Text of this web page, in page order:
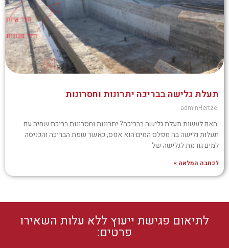
תעלת גלישה בבריכה יתרונות וחסרונות
adminHertzel
האם לעשות תעלת גלישה בבריכה? יתרונות וחסרונות בריכת שחיה עם
תעלות גלישה בה מפלס המים הוא אפס, כאשר שפת הבריכה והכניסה
למים גורמת לגלישה של
לכתבה המלאה »
לתיאום פגישת ייעוץ ללא עלות השאירו
פרטים: